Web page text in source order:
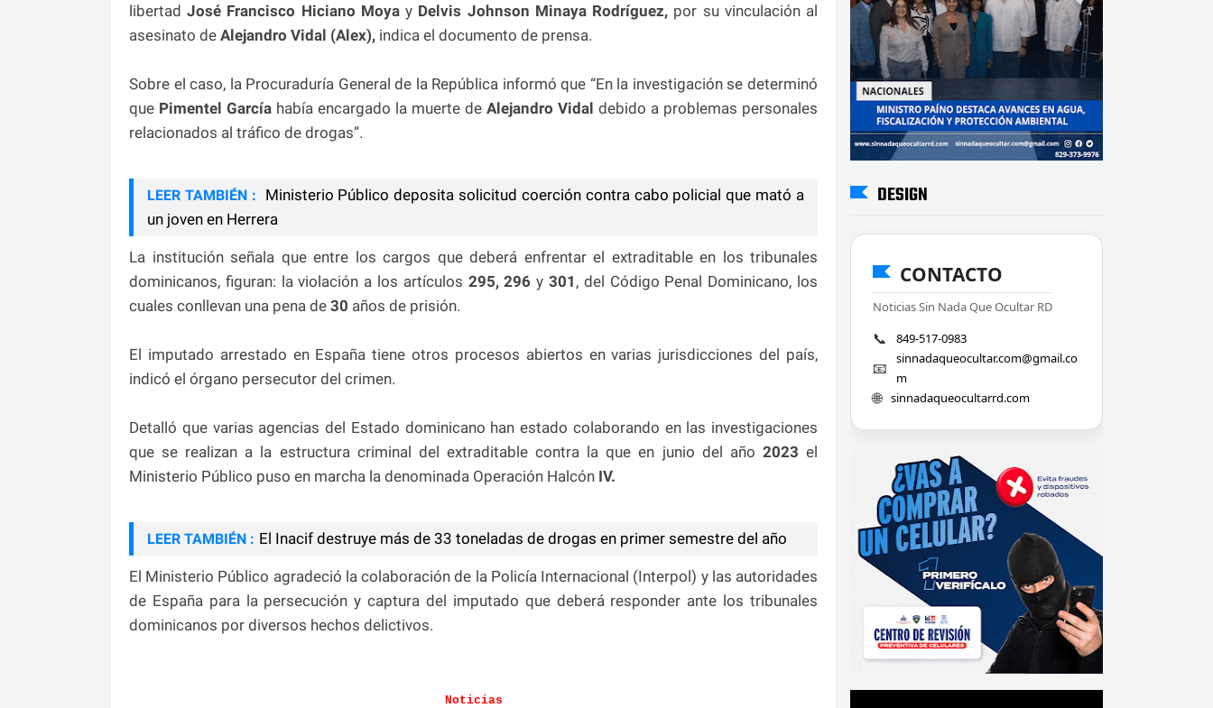
libertadJosé Francisco Hiciano Moyay Delvis Johnson Minaya Rodríguez, por su vinculación al
asesinato de Alejandro Vidal (Alex), indica el documento de prensa.
Sobre el caso, la Procuraduría General de la República informó que “En la investigación se determinó
que Pimentel García había encargado la muerte de Alejandro Vidal debido a problemas personales
relacionados al tráfico de drogas”.
LEER TAMBIÉN :
Ministerio Público deposita solicitud coerción contra cabo policial que mató a
un joven en Herrera
La institución señala que entre los cargos que deberá enfrentar el extraditable en los tribunales
dominicanos, figuran: la violación a los artículos 295, 296y301 , del Código Penal Dominicano, los
cuales conllevan una pena de 30 años de prisión.
El imputado arrestado en España tiene otros procesos abiertos en varias jurisdicciones del país,
indicó el órgano persecutor del crimen.
Detalló que varias agencias del Estado dominicano han estado colaborando en las investigaciones
que se realizan a la estructura criminal del extraditable contra la que en junio del año 2023 el
Ministerio Público puso en marcha la denominada Operación Halcón IV.
LEER TAMBIÉN : El Inacif destruye más de 33 toneladas de drogas en primer semestre del año
El Ministerio Público agradeció la colaboración de la Policía Internacional (Interpol) y las autoridades
de España para la persecución y captura del imputado que deberá responder ante los tribunales
dominicanos por diversos hechos delictivos.
Noticias
DESIGN
CONTACTO
Noticias Sin Nada Que Ocultar RD
📞 849-517-0983
📧
sinnadaqueocultar.com@gmail.co
m
🌐 sinnadaqueocultarrd.com